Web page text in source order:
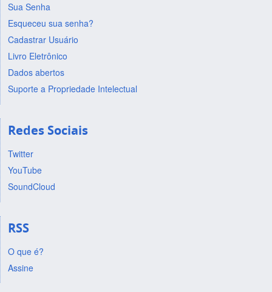
Sua Senha
Esqueceu sua senha?
Cadastrar Usuário
Livro Eletrônico
Dados abertos
Suporte a Propriedade Intelectual
Redes Sociais
Twitter
YouTube
SoundCloud
RSS
O que é?
Assine